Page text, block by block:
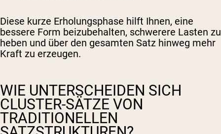
Diese kurze Erholungsphase hilft Ihnen, eine
bessere Form beizubehalten, schwerere Lasten zu
heben und über den gesamten Satz hinweg mehr
Kraft zu erzeugen.
WIE UNTERSCHEIDEN SICH
CLUSTER-SÄTZE VON
TRADITIONELLEN